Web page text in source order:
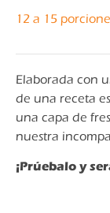
12 a 15
Elaborada con
de una receta
una capa de
nuestra
¡Prúebalo y